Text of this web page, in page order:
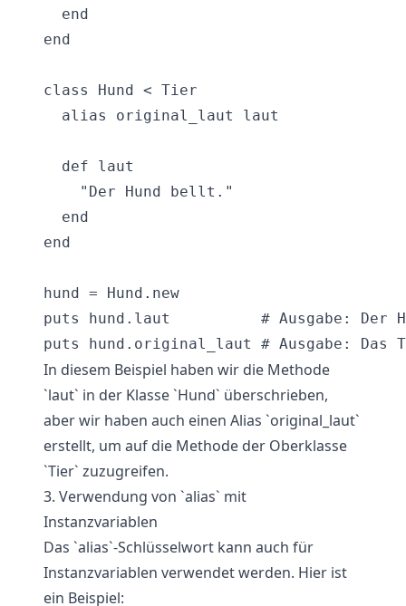
  end
end
class Hund < Tier
  alias original_laut laut
  def laut
    "Der Hund bellt."
  end
end
hund = Hund.new
puts hund.laut          # Ausgabe: Der
In diesem Beispiel haben wir die Methode
`laut` in der Klasse `Hund` überschrieben,
aber wir haben auch einen Alias `original_laut`
erstellt, um auf die Methode der Oberklasse
`Tier` zuzugreifen.
3. Verwendung von `alias` mit
Instanzvariablen
Das `alias`-Schlüsselwort kann auch für
Instanzvariablen verwendet werden. Hier ist
ein Beispiel: